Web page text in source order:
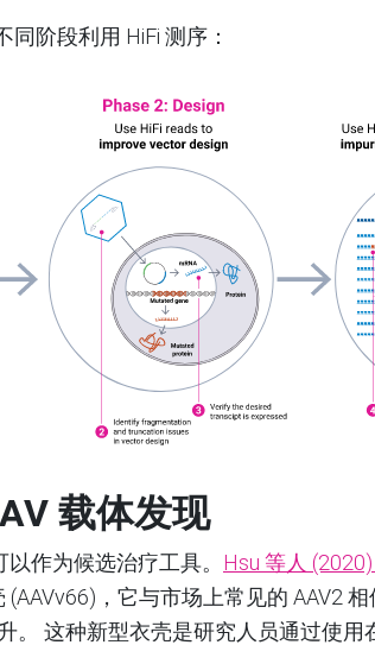
同阶段利用 HiFi 测序：
载体发现
作为候选治疗工具。 Hsu 等人 (2020)
(AAVv66)，它与市场上常见的 AAV2
。 这种新型衣壳是研究人员通过使